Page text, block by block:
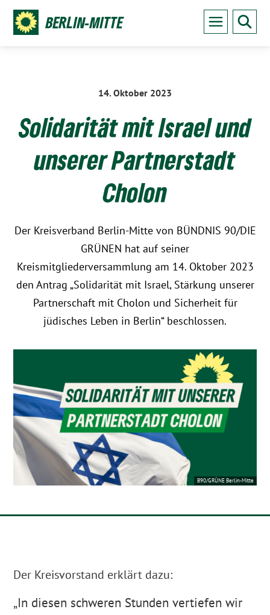
BERLIN-MITTE
14. Oktober 2023
:
Solidarität mit Israel und
unserer Partnerstadt
Cholon
Der Kreisverband Berlin-Mitte von BÜNDNIS 90/DIE
GRÜNEN hat auf seiner
Kreismitgliederversammlung am 14. Oktober 2023
den Antrag „Solidarität mit Israel, Stärkung unserer
Partnerschaft mit Cholon und Sicherheit für
jüdisches Leben in Berlin“ beschlossen.
B90/GRÜNE Berlin-Mitte
Der Kreisvorstand erklärt dazu:
In diesen schweren Stunden vertiefen wir